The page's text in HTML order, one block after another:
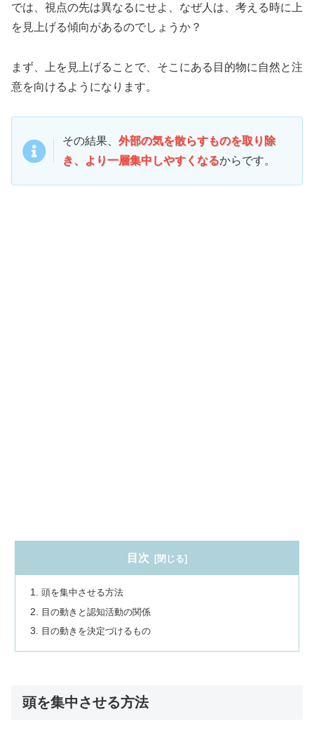
では、視点の先は異なるにせよ、なぜ人は、考える時に上
を見上げる傾向があるのでしょうか？
まず、上を見上げることで、そこにある目的物に自然と注
意を向けるようになります。
その結果、 外部の気を散らすものを取り除
き、より一層集中しやすくなるからです。
目次
頭を集中させる方法
目の動きと認知活動の関係
目の動きを決定づけるもの
頭を集中させる方法